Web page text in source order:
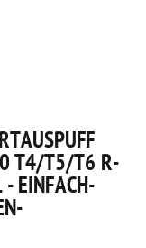
T4/T5/T6 R-
EINFACH-